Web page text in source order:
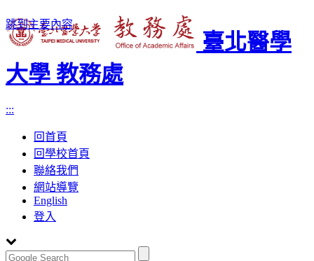
跳到主要內容
臺北醫學
大學 教務處
:::
回首頁
回學校首頁
聯絡我們
網站導覽
English
登入